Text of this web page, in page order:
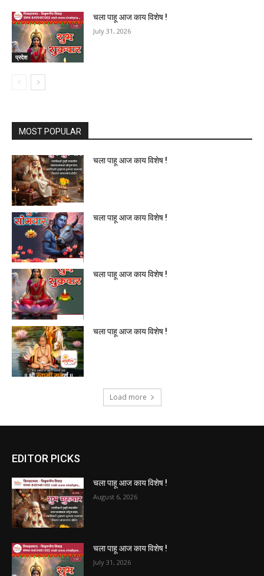
प्रदेश
चला पाहू आज काय विशेष !
July 31, 2026
MOST POPULAR
चला पाहू आज काय विशेष !
चला पाहू आज काय विशेष !
चला पाहू आज काय विशेष !
चला पाहू आज काय विशेष !
Load more
EDITOR PICKS
चला पाहू आज काय विशेष !
August 6, 2026
चला पाहू आज काय विशेष !
July 31, 2026